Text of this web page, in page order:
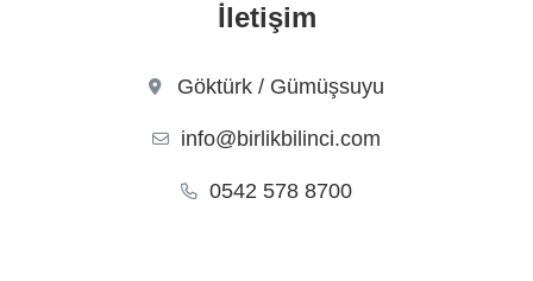
İletişim
Göktürk / Gümüşsuyu
info@birlikbilinci.com
0542 578 8700